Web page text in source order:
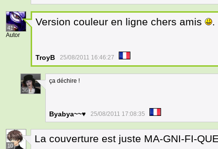
41
Autor
Version couleur en ligne chers amis .
TroyB 25/08/2011 16:46:27
36
ça déchire !
Byabya~~♥ 25/08/2011 17:08:35
10
La couverture est juste MA-GNI-FI-